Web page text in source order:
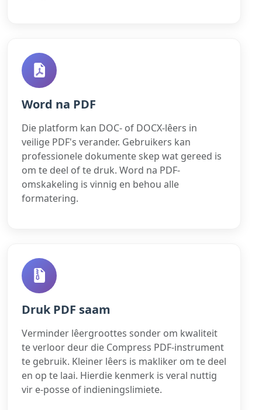
Word na PDF
Die platform kan DOC- of DOCX-lêers in
veilige PDF's verander. Gebruikers kan
professionele dokumente skep wat gereed is
om te deel of te druk. Word na PDF-
omskakeling is vinnig en behou alle
formatering.
Druk PDF saam
Verminder lêergroottes sonder om kwaliteit
te verloor deur die Compress PDF-instrument
te gebruik. Kleiner lêers is makliker om te deel
en op te laai. Hierdie kenmerk is veral nuttig
vir e-posse of indieningslimiete.